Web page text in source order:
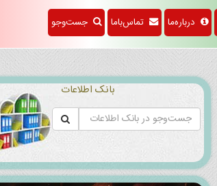
f
درباره‌ما تماس‌باما جست‌وجو
بانک اطلاعات